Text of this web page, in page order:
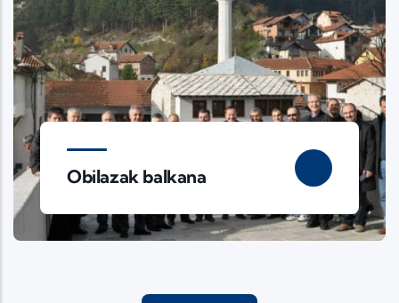
Obilazak balkana